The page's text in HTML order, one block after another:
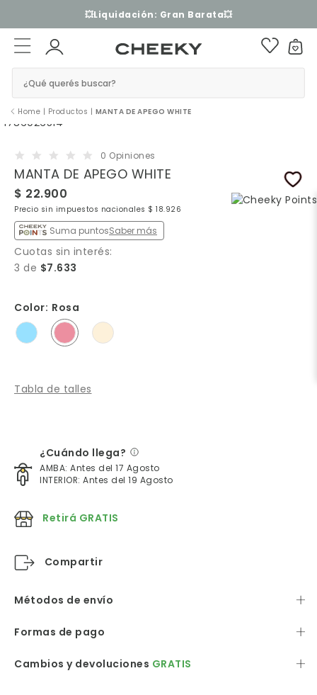
3 cuotas sin interés​ ​
¿Qué querés buscar?
Home | Productos | MANTA DE APEGO WHITE
0 Opiniones
MANTA DE APEGO WHITE
$ 22.900
Precio sin impuestos nacionales $ 18.926
Suma puntosSaber más
Cuotas sin interés:
3 de $7.633
Color: Rosa
Tabla de talles
¿Cuándo llega?
AMBA: Antes del 17 Agosto
INTERIOR: Antes del 19 Agosto
Retirá GRATIS
Compartir
Métodos de envío
Formas de pago
Cambios y devoluciones GRATIS